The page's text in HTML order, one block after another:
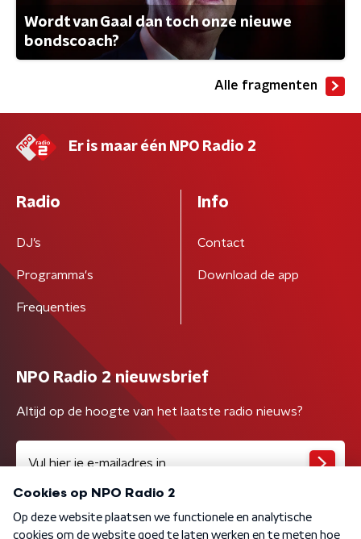
Wordt van Gaal dan toch onze nieuwe
bondscoach?
Alle fragmenten
Er is maar één NPO Radio 2
Radio
DJ’s
Programma's
Frequenties
Info
Contact
Download de app
NPO Radio 2 nieuwsbrief
Altijd op de hoogte van het laatste radio nieuws?